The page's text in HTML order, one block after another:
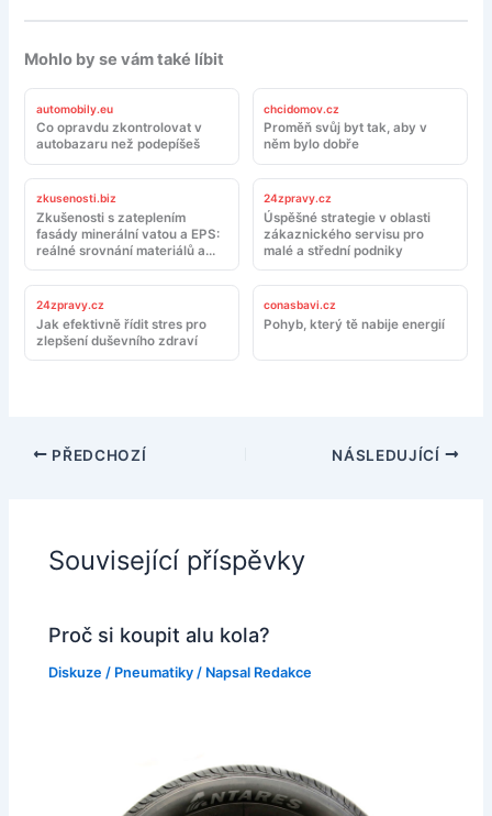
Mohlo by se vám také líbit
automobily.eu
Co opravdu zkontrolovat v
autobazaru než podepíšeš
chcidomov.cz
Proměň svůj byt tak, aby v
něm bylo dobře
zkusenosti.biz
Zkušenosti s zateplením
fasády minerální vatou a EPS:
reálné srovnání materiálů a
montáže
24zpravy.cz
Úspěšné strategie v oblasti
zákaznického servisu pro
malé a střední podniky
24zpravy.cz
Jak efektivně řídit stres pro
zlepšení duševního zdraví
conasbavi.cz
Pohyb, který tě nabije energií
PŘEDCHOZÍ NÁSLEDUJÍCÍ
Související příspěvky
Proč si koupit alu kola?
Diskuze / Pneumatiky / Napsal Redakce